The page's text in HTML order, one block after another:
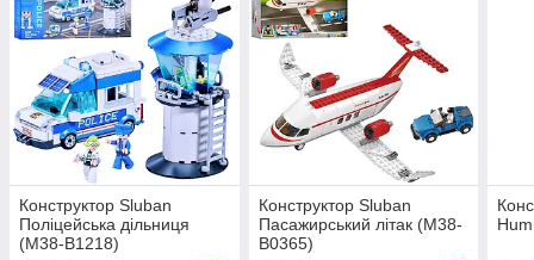
Конструктор Sluban
Поліцейська дільниця
(M38-B1218)
Конструктор Sluban
Пасажирський літак (M38-
B0365)